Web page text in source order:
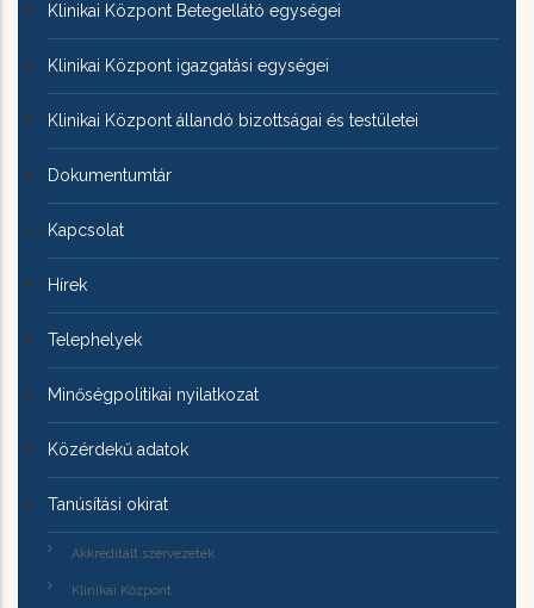
Klinikai Központ Betegellátó egységei
Klinikai Központ igazgatási egységei
Klinikai Központ állandó bizottságai és testületei
Dokumentumtár
Kapcsolat
Hírek
Telephelyek
Minőségpolitikai nyilatkozat
Közérdekű adatok
Tanúsítási okirat
Akkreditált szervezetek
Klinikai Központ